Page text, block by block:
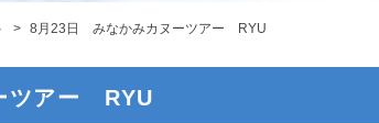
8月23日 みなかみカヌーツアー RYU
ツアー RYU